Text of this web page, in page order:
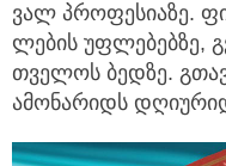
ვალ პრო­ფე­სი­ა­ზე.
ლე­ბის უფ­ლე­ბებ­ზე,
თვე­ლოს ბედ­ზე.
ამონარიდს